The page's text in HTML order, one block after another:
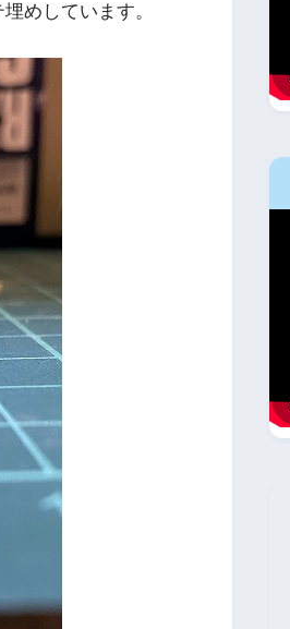
めしています。